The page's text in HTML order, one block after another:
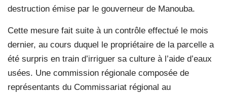
destruction émise par le gouverneur de Manouba.
Cette mesure fait suite à un contrôle effectué le mois
dernier, au cours duquel le propriétaire de la parcelle a
été surpris en train d’irriguer sa culture à l’aide d’eaux
usées. Une commission régionale composée de
représentants du Commissariat régional au